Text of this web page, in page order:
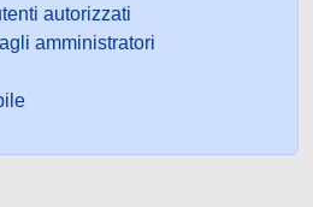
autorizzati
amministratori